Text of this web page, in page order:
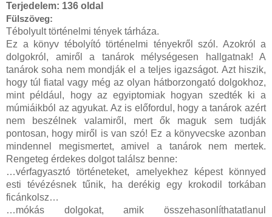
Terjedelem: 136 oldal
Fülszöveg:
Tébolyult ​történelmi tények tárháza.
Ez a könyv tébolyító történelmi tényekről szól. Azokról a
dolgokról, amiről a tanárok mélységesen hallgatnak! A
tanárok soha nem mondják el a teljes igazságot. Azt hiszik,
hogy túl fiatal vagy még az olyan hátborzongató dolgokhoz,
mint például, hogy az egyiptomiak hogyan szedték ki a
múmiáikból az agyukat. Az is előfordul, hogy a tanárok azért
nem beszélnek valamiről, mert ők maguk sem tudják
pontosan, hogy miről is van szó! Ez a könyvecske azonban
mindennel megismertet, amivel a tanárok nem mertek.
Rengeteg érdekes dolgot találsz benne:
…vérfagyasztó történeteket, amelyekhez képest könnyed
esti tévézésnek tűnik, ha derékig egy krokodil torkában
ficánkolsz…
…mókás dolgokat, amik összehasonlíthatatlanul